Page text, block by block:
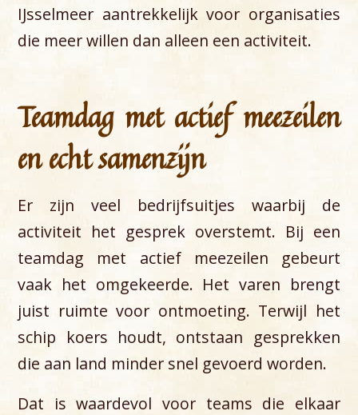
IJsselmeer aantrekkelijk voor organisaties
die meer willen dan alleen een activiteit.
Teamdag met actief meezeilen
en echt samenzijn
Er zijn veel bedrijfsuitjes waarbij de
activiteit het gesprek overstemt. Bij een
teamdag met actief meezeilen gebeurt
vaak het omgekeerde. Het varen brengt
juist ruimte voor ontmoeting. Terwijl het
schip koers houdt, ontstaan gesprekken
die aan land minder snel gevoerd worden.
Dat is waardevol voor teams die elkaar